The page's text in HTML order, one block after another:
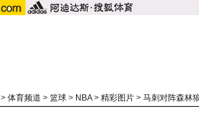
> 体育频道 > 篮球 > NBA> 精彩图片 > 马刺对阵森林